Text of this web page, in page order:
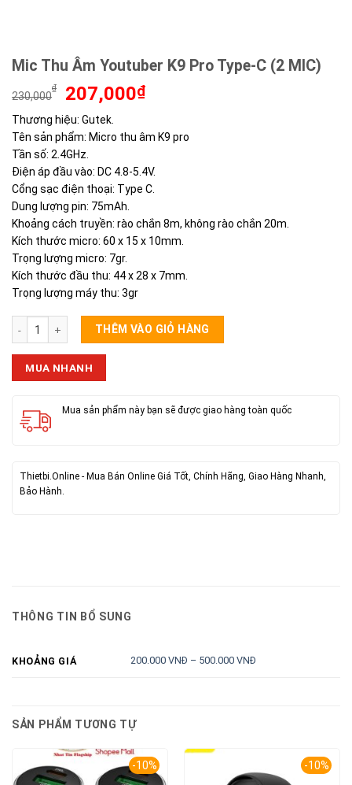
Mic Thu Âm Youtuber K9 Pro Type-C (2 MIC)
230,000
₫
Giá
là:
230,000₫.
207,000₫Giá
là:
Thương hiệu: Gutek.
Tên sản phẩm: Micro thu âm K9 pro
Tần số: 2.4GHz.
Điện áp đầu vào: DC 4.8-5.4V.
Cổng sạc điện thoại: Type C.
Dung lượng pin: 75mAh.
Khoảng cách truyền: rào chắn 8m, không rào chắn 20m.
Kích thước micro: 60 x 15 x 10mm.
Trọng lượng micro: 7gr.
Kích thước đầu thu: 44 x 28 x 7mm.
Trọng lượng máy thu: 3gr
Mic Thu Âm Youtuber K9 Pro Type-C (2 MIC) số lượng
THÊM VÀO GIỎ HÀNG
MUA NHANH
Mua sản phẩm này bạn sẽ được giao hàng toàn quốc
Thietbi.Online - Mua Bán Online Giá Tốt, Chính Hãng, Giao Hàng Nhanh,
Bảo Hành.
THÔNG TIN BỔ SUNG
KHOẢNG GIÁ 200.000 VNĐ – 500.000 VNĐ
SẢN PHẨM TƯƠNG TỰ
-10% -10%